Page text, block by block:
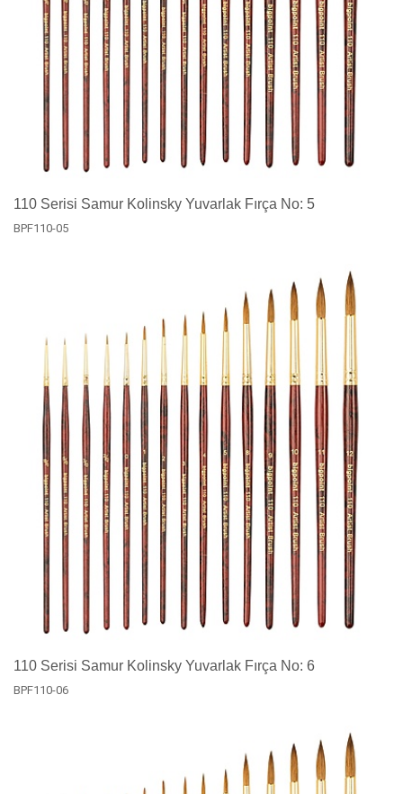
110 Serisi Samur Kolinsky Yuvarlak Fırça No: 5
BPF110-05
110 Serisi Samur Kolinsky Yuvarlak Fırça No: 6
BPF110-06